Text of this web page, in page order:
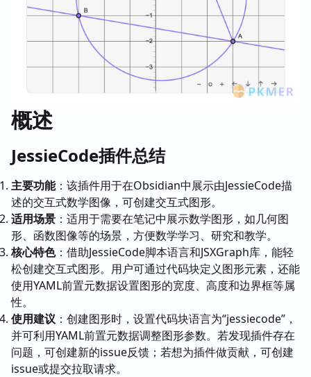
概述
JessieCode插件总结
主要功能：该插件用于在Obsidian中展示由JessieCode描
述的交互式数学图像，可创建交互式图形。
适用场景 ：适用于需要在笔记中展示数学图形，如几何图
形、函数图像等的场景，方便数学学习、研究和教学。
核心特色：借助JessieCode脚本语言和JSXGraph库，能轻
松创建交互式图形。用户可通过代码块定义图形元素，还能
使用YAML前置元数据设置图形的宽度、高度和边界框等属
性。
使用建议 ：创建图形时，设置代码块语言为“jessiecode”，
并可利用YAML前置元数据调整图形参数。若发现插件存在
问题，可创建新的issue反馈；若想为插件做贡献，可创建
issue或提交拉取请求。